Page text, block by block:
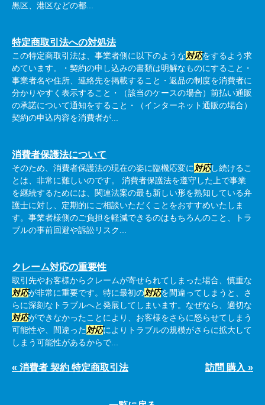
黒区、港区などの都...
特定商取引法への対処法
この特定商取引法は、事業者側に以下のような対応をするよう求
めています。・契約の申し込みの書類は明解なものにすること・
事業者名や住所、連絡先を掲載すること・返品の制度を消費者に
分かりやすく表示すること・（該当のケースの場合）前払い通販
の承諾について通知をすること・（インターネット通販の場合）
契約の申込内容を消費者が...
消費者保護法について
そのため、消費者保護法の現在の姿に臨機応変に 対応し続けるこ
とは、非常に難しいのです。 消費者保護法を遵守した上で事業
を継続するためには、関連法案の最も新しい形を熟知している弁
護士に対し、定期的にご相談いただくことをおすすめいたしま
す。事業者様側のご負担を軽減できるのはもちろんのこと、トラ
ブルの事前回避や訴訟リスク...
クレーム対応の重要性
取引先やお客様からクレームが寄せられてしまった場合、慎重な
対応が非常に重要です。特に最初の対応を間違ってしまうと、さ
らに深刻なトラブルへと発展してしまいます。なぜなら、適切な
対応ができなかったことにより、お客様をさらに怒らせてしまう
可能性や、間違った対応によりトラブルの規模がさらに拡大して
しまう可能性があるからで...
« 消費者 契約 特定商取引法 訪問 購入 »